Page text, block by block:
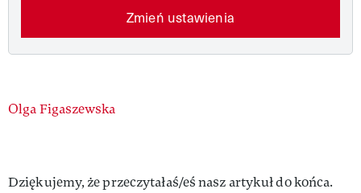
Zmień ustawienia
Authors
Olga Figaszewska
Dziękujemy, że przeczytałaś/eś nasz artykuł do końca.